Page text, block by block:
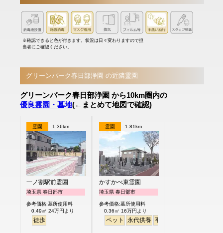
※確認できると色が付きます。状況は日々変わりますので担
当者にご確認ください。
グリーンパーク春日部浄園 の近隣霊園
グリーンパーク春日部浄園 から10km圏内の
優良霊園・墓地(←まとめて地図で確認)
霊園 1.36km
一ノ割駅前霊園
埼玉県 春日部市
参考価格:墓所使用料
0.49㎡ 24万円より
徒歩
霊園 1.81km
かすかべ東霊園
埼玉県 春日部市
参考価格:墓所使用料
0.36㎡ 16万円より
ペット 永代供養 平坦